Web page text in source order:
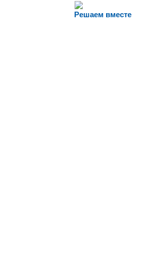
Решаем вместе